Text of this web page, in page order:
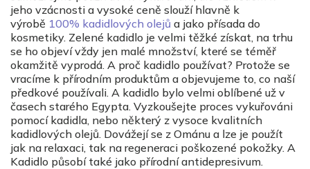
jeho vzácnosti a vysoké ceně slouží hlavně k
výrobě 100% kadidlových olejů a jako přísada do
kosmetiky. Zelené kadidlo je velmi těžké získat, na trhu
se ho objeví vždy jen malé množství, které se téměř
okamžitě vyprodá. A proč kadidlo používat? Protože se
vracíme k přírodním produktům a objevujeme to, co naší
předkové používali. A kadidlo bylo velmi oblíbené už v
časech starého Egypta. Vyzkoušejte proces vykuřováni
pomocí kadidla, nebo některý z vysoce kvalitních
kadidlových olejů. Dovážejí se z Ománu a lze je použít
jak na relaxaci, tak na regeneraci poškozené pokožky. A
Kadidlo působí také jako přírodní antidepresivum.